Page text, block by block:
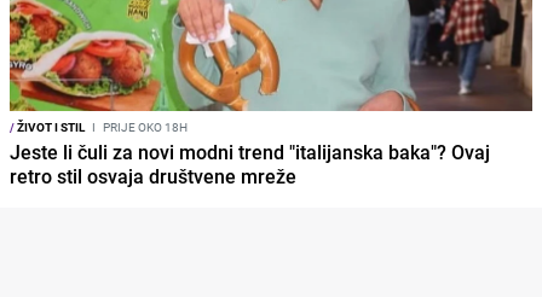
/ŽIVOT I STIL I PRIJE OKO 18H
Jeste li čuli za novi modni trend "italijanska baka"? Ovaj
retro stil osvaja društvene mreže